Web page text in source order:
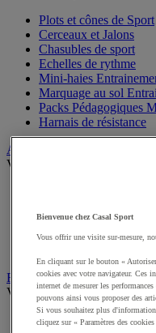
Plots et cônes de Sport
Cerceaux et Jalons
Chasubles de sport
Echelles de rythme
Mini-haies
Marquage au sol
Packs Pédagogiques
Harnais de résistance
Arbitrage, Coaching
Voir tous les produits
Tableaux tactiques
Brassards de sport
Récompenses sportives
Voir tous les produits
Coupes et trophées
Bienvenue chez Casal Sport
Vous offrir une visite sur-mesure,
En cliquant sur le bouton «
cookies avec votre navigateur. Ces
internet de mesurer les
pouvons ainsi vous proposer des
Si vous souhaitez plus
cliquez sur « Paramètres des cookies